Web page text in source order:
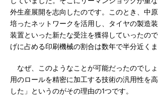
外生産展開を志向したのです。このとき、中
培ったネットワークを活用し、タイヤの製造
装置といった新たな受注を獲得していったの
げに占める印刷機械の割合は数年で半分近くま
なぜ、このようなことが可能だったのでし
用のロールを精密に加工する技術の汎用性を
した」というのがその理由の1つです。